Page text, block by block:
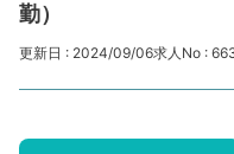
勤）
更新日 : 2024/09/06求人No :